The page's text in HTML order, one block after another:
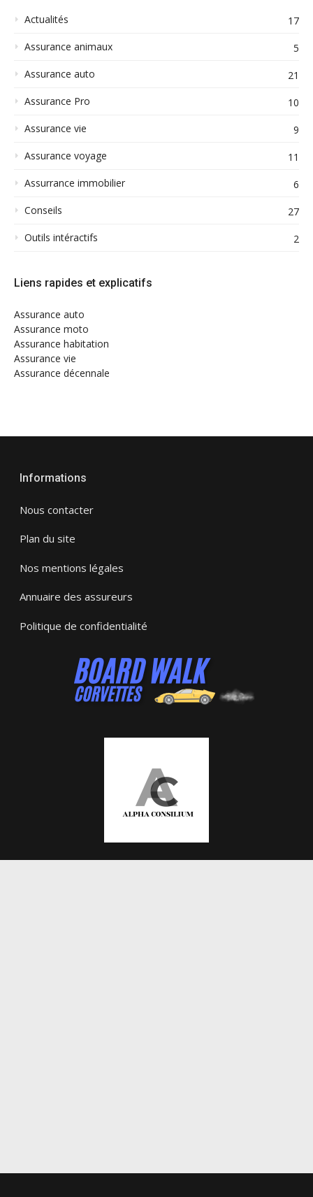
Actualités
17
Assurance animaux
5
Assurance auto
21
Assurance Pro
10
Assurance vie
9
Assurance voyage
11
Assurrance immobilier
6
Conseils
27
Outils intéractifs
2
Liens rapides et explicatifs
Assurance auto
Assurance moto
Assurance habitation
Assurance vie
Assurance décennale
Informations
Nous contacter
Plan du site
Nos mentions légales
Annuaire des assureurs
Politique de confidentialité